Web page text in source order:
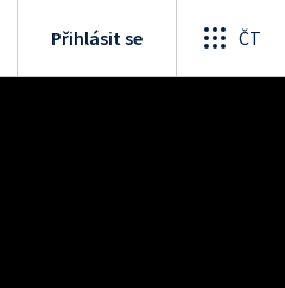
Přihlásit se ČT